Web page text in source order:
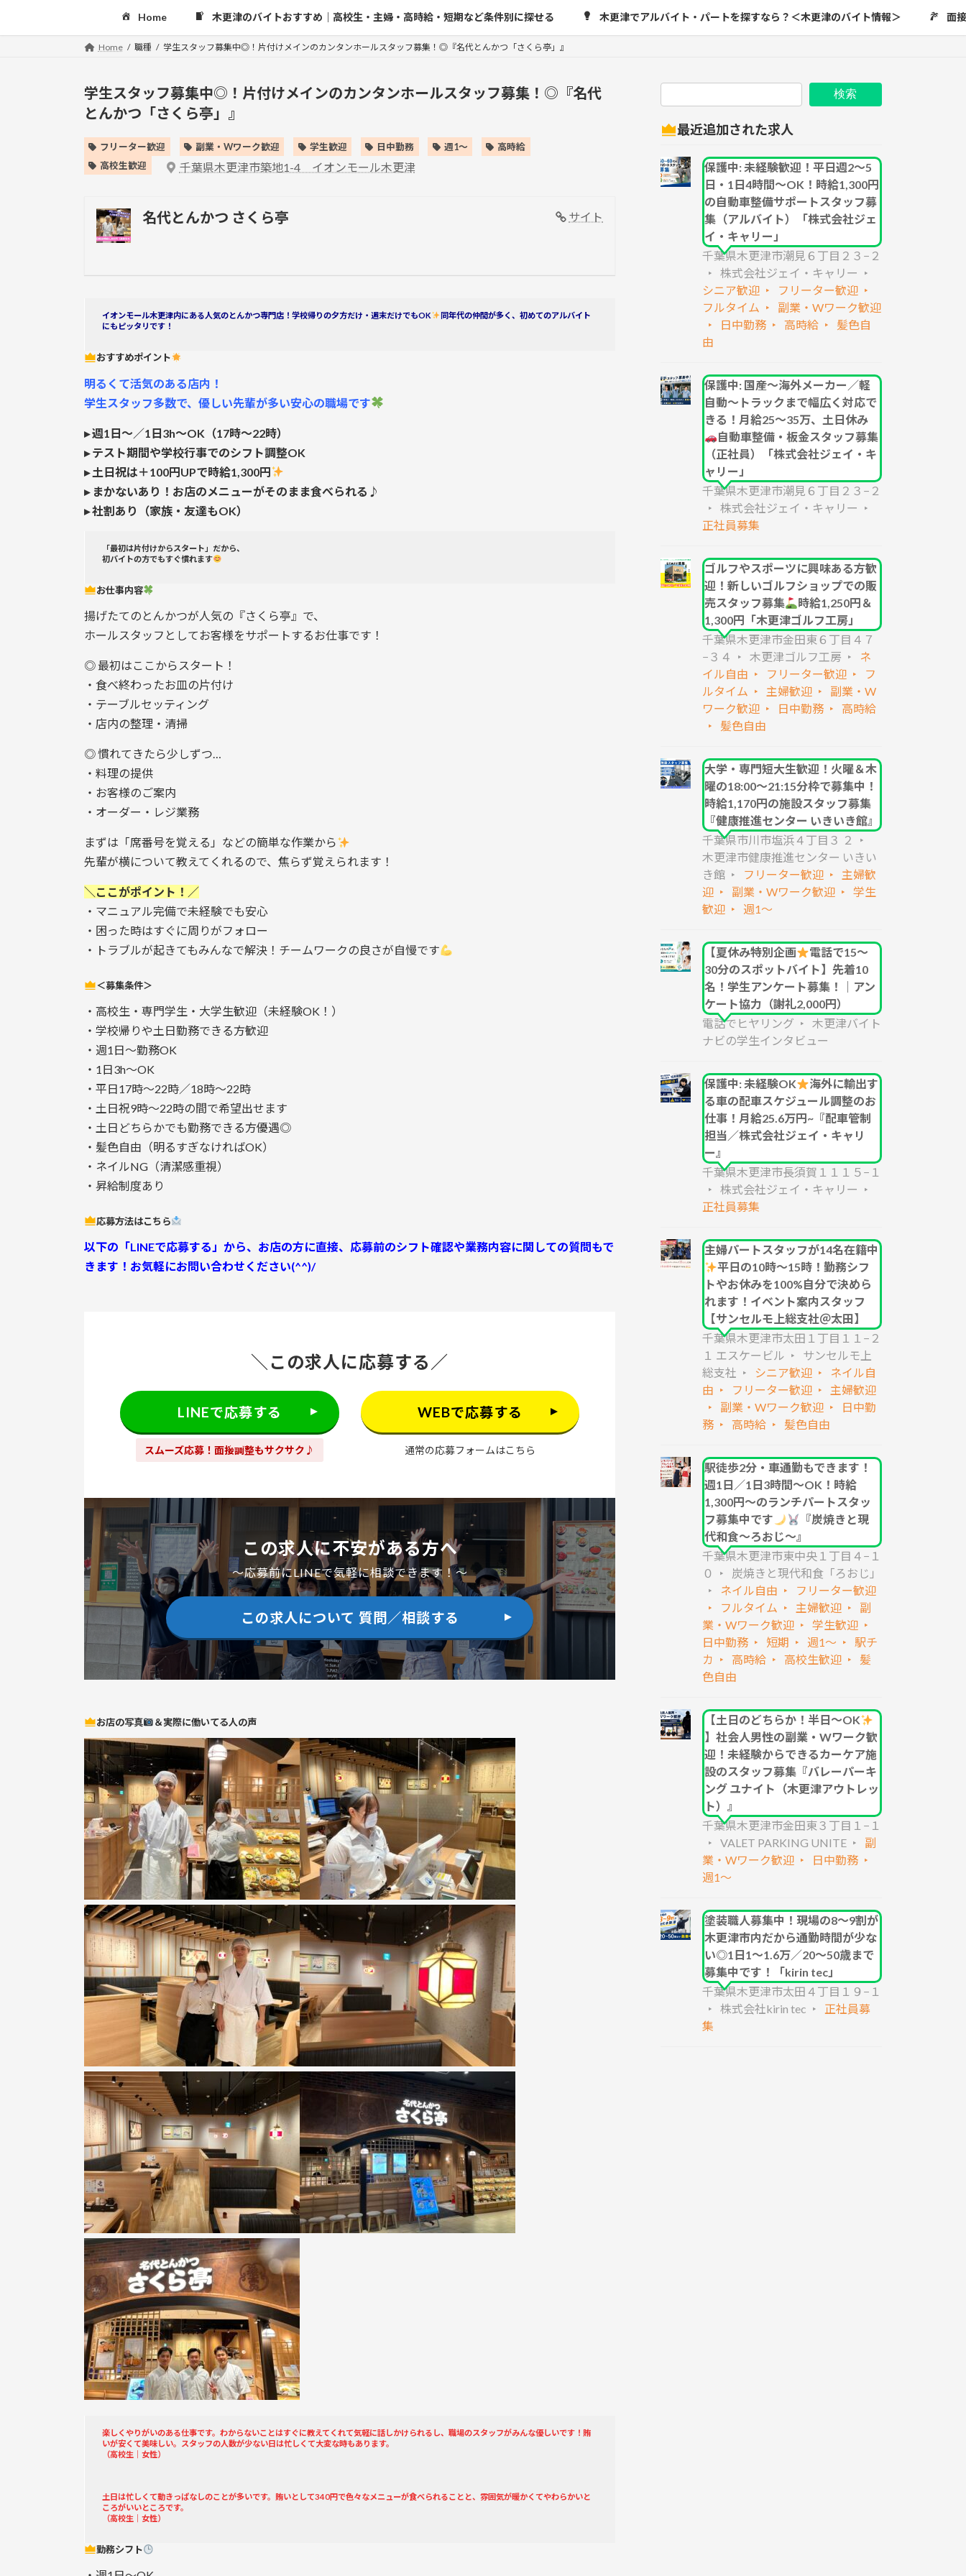
Home 木更津のバイトおすすめ｜高校生・主婦・高時給・短期など条件別に探せる 木更津でアルバイト・パートを探すなら？＜木更津のバイト情報＞ 面
Home 職種 学生スタッフ募集中◎！片付けメインのカンタンホールスタッフ募集！◎『名代とんかつ「さくら亭」』
学生スタッフ募集中◎！片付けメインのカンタンホールスタッフ募集！◎『名代
とんかつ「さくら亭」』
フリーター歓迎 副業・Wワーク歓迎 学生歓迎 日中勤務 週1～
高時給
高校生歓迎
千葉県木更津市築地1-4 イオンモール木更津
サイト
名代とんかつ さくら亭
イオンモール木更津内にある人気のとんかつ専門店！ 学校帰りの夕方だけ・週末だけでもOK
同年代の仲間が多く、初めてのアルバイト
にもピッタリです！
おすすめポイント
明るくて活気のある店内！
学生スタッフ多数で、優しい先輩が多い安心の職場です
▸ 週1日～／1日3h～OK（17時～22時）
▸ テスト期間や学校行事でのシフト調整OK
▸ 土日祝は＋100円UPで時給1,300円
▸ まかないあり！お店のメニューがそのまま食べられる♪
▸ 社割あり（家族・友達もOK）
「最初は片付けからスタート」だから、
初バイトの方でもすぐ慣れます
お仕事内容
揚げたてのとんかつが人気の『さくら亭』で、
ホールスタッフとしてお客様をサポートするお仕事です！
◎ 最初はここからスタート！
・食べ終わったお皿の片付け
・テーブルセッティング
・店内の整理・清掃
◎ 慣れてきたら少しずつ…
・料理の提供
・お客様のご案内
・オーダー・レジ業務
まずは「席番号を覚える」などの簡単な作業から
先輩が横について教えてくれるので、焦らず覚えられます！
＼ここがポイント！／
・マニュアル完備で未経験でも安心
・困った時はすぐに周りがフォロー
・トラブルが起きてもみんなで解決！チームワークの良さが自慢です
＜募集条件＞
・高校生・専門学生・大学生歓迎（未経験OK！）
・学校帰りや土日勤務できる方歓迎
・週1日～勤務OK
・1日3h～OK
・平日17時～22時／18時～22時
・土日祝9時～22時の間で希望出せます
・土日どちらかでも勤務できる方優遇◎
・髪色自由（明るすぎなければOK）
・ネイルNG（清潔感重視）
・昇給制度あり
応募方法はこちら
以下の「LINEで応募する」から、お店の方に直接、応募前のシフト確認や業務内容に関しての質問もで
きます！お気軽にお問い合わせください(^^)/
＼この求人に応募する／
LINEで応募する
スムーズ応募！面接調整もサクサク♪
WEBで応募する
通常の応募フォームはこちら
この求人に不安がある方へ
～応募前にLINEで気軽に相談できます！～
この求人について 質問／相談する
お店の写真 ＆実際に働いてる人の声
楽しくやりがいのある仕事です。わからないことはすぐに教えてくれて気軽に話しかけられるし、職場のスタッフがみんな優しいです！賄
いが安くて美味しい。スタッフの人数が少ない日は忙しくて大変な時もあります。
（高校生｜女性）
土日は忙しくて動きっぱなしのことが多いです。賄いとして340円で色々なメニューが食べられることと、雰囲気が暖かくてやわらかいと
ころがいいところです。
（高校生｜女性）
勤務シフト
検索
最近追加された求人
保護中: 未経験歓迎！平日週2～5
日・1日4時間～OK！時給1,300円
の自動車整備サポートスタッフ募
集（アルバイト）「株式会社ジェ
イ・キャリー」
千葉県木更津市潮見６丁目２３−２
株式会社ジェイ・キャリー
シニア歓迎
フリーター歓迎
フルタイム
副業・Wワーク歓迎
日中勤務
高時給
髪色自
由
保護中: 国産～海外メーカー／軽
自動～トラックまで幅広く対応で
きる！月給25～35万、土日休み
自動車整備・板金スタッフ募集
（正社員）「株式会社ジェイ・キ
ャリー」
千葉県木更津市潮見６丁目２３−２
株式会社ジェイ・キャリー
正社員募集
ゴルフやスポーツに興味ある方歓
迎！新しいゴルフショップでの販
売スタッフ募集
時給1,250円＆
1,300円「木更津ゴルフ工房」
千葉県木更津市金田東６丁目４７
−３４
木更津ゴルフ工房
ネ
イル自由
フリーター歓迎
フ
ルタイム
主婦歓迎
副業・W
ワーク歓迎
日中勤務
高時給
髪色自由
大学・専門短大生歓迎！火曜＆木
曜の18:00～21:15分枠で募集中！
時給1,170円の施設スタッフ募集
『健康推進センター いきいき館』
千葉県市川市塩浜４丁目３ ２
木更津市健康推進センター いきい
き館
フリーター歓迎
主婦歓
迎
副業・Wワーク歓迎
学生
歓迎
週1～
【夏休み特別企画
電話で15〜
30分のスポットバイト】先着10
名！学生アンケート募集！｜アン
ケート協力（謝礼2,000円）
電話でヒヤリング
木更津バイト
ナビの学生インタビュー
保護中: 未経験OK
海外に輸出す
る車の配車スケジュール調整のお
仕事！月給25.6万円~『配車管制
担当／株式会社ジェイ・キャリ
ー』
千葉県木更津市長須賀１１１５−１
株式会社ジェイ・キャリー
正社員募集
主婦パートスタッフが14名在籍中
平日の10時～15時！勤務シフ
トやお休みを100%自分で決めら
れます！イベント案内スタッフ
【サンセルモ上総支社＠太田】
千葉県木更津市太田１丁目１１−２
１ エスケービル
サンセルモ上
総支社
シニア歓迎
ネイル自
由
フリーター歓迎
主婦歓迎
副業・Wワーク歓迎
日中勤
務
高時給 髪色自由
駅徒歩2分・車通勤もできます！
週1日／1日3時間～OK！時給
1,300円～のランチパートスタッ
フ募集中です
『炭焼きと現
代和食～ろおじ～』
千葉県木更津市東中央１丁目４−１
０
炭焼きと現代和食「ろおじ」
ネイル自由
フリーター歓迎
フルタイム
主婦歓迎
副
業・Wワーク歓迎
学生歓迎
日中勤務
短期 週1～
駅チ
カ
高時給 高校生歓迎
髪
色自由
【土日のどちらか！半日～OK
】社会人男性の副業・Wワーク歓
迎！未経験からできるカーケア施
設のスタッフ募集『バレーパーキ
ング ユナイト（木更津アウトレッ
ト）』
千葉県木更津市金田東３丁目１−１
VALET PARKING UNITE
副
業・Wワーク歓迎
日中勤務
週1～
塗装職人募集中！現場の8～9割が
木更津市内だから通勤時間が少な
い◎1日1～1.6万／20～50歳まで
募集中です！「kirin tec」
千葉県木更津市太田４丁目１９−１
株式会社kirin tec
正社員募
集